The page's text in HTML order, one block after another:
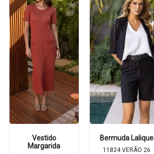
Vestido
Margarida
Bermuda Lalique
11824 VERÃO 26